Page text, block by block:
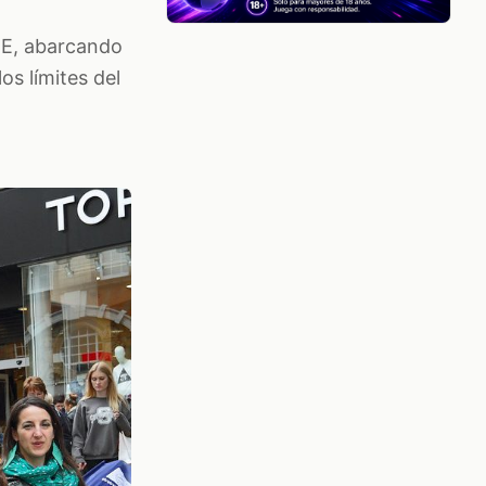
abarcando
límites del